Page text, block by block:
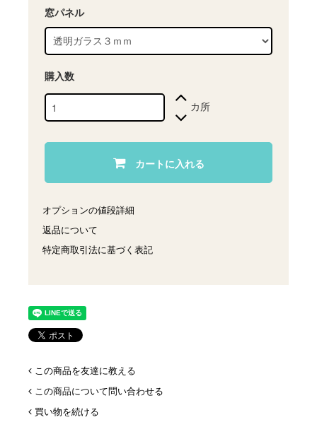
窓パネル
購入数
カ所
カートに入れる
オプションの値段詳細
返品について
特定商取引法に基づく表記
この商品を友達に教える
この商品について問い合わせる
買い物を続ける